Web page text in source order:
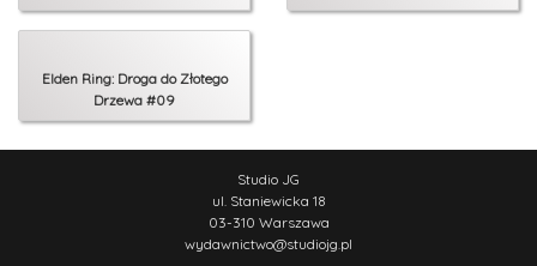
Elden Ring: Droga do Złotego
Drzewa #09
Studio JG
ul. Staniewicka 18
03-310 Warszawa
wydawnictwo@studiojg.pl